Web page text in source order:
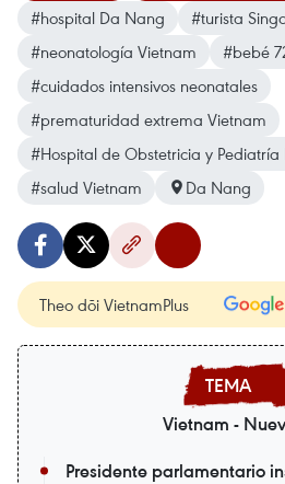
#hospital Da Nang
#turista
#neonatología Vietnam
#bebé
#cuidados intensivos neonatales
#prematuridad extrema Vietnam
#Hospital de Obstetricia y
#salud Vietnam
Da Nang
Theo dõi VietnamPlus
Vietnam -
Presidente parlamentario